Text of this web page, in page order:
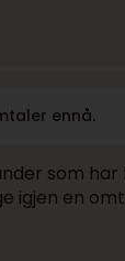
ennå.
som
igjen en